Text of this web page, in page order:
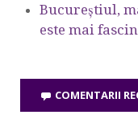
Bucureștiul,
este mai
COMENTARII